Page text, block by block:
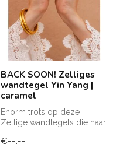
BACK SOON! Zelliges
wandtegel Yin Yang |
caramel
Enorm trots op deze
Zellige wandtegels die naar
€--,--